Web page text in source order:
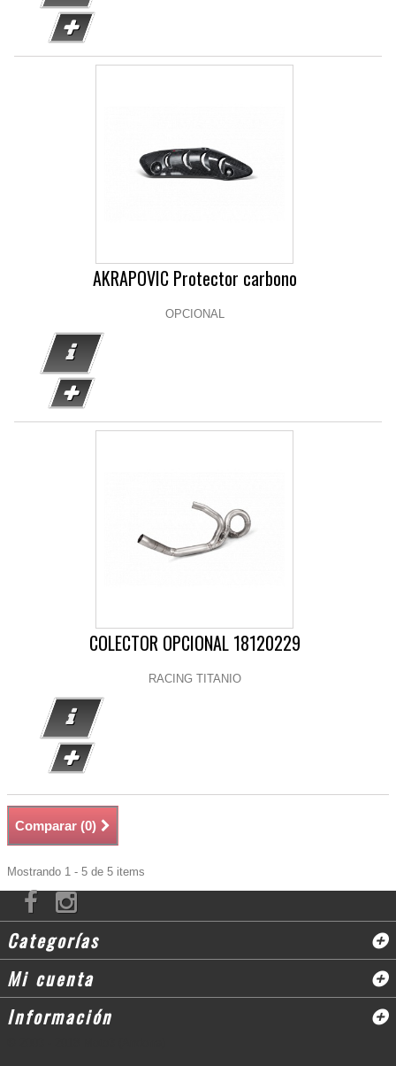
AKRAPOVIC Protector carbono
OPCIONAL
COLECTOR OPCIONAL 18120229
RACING TITANIO
Comparar (0)
Mostrando 1 - 5 de 5 items
Categorías
Mi cuenta
Información